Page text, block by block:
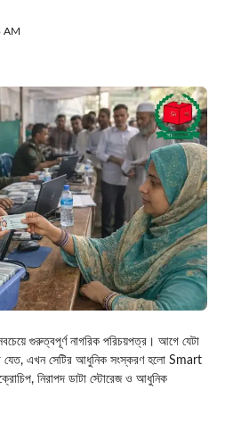
AM
গুরুত্বপূর্ণ নাগরিক পরিচয়পত্র। আগে যেটা
যেত, এখন সেটির আধুনিক সংস্করণ হলো Smart
নিরাপদ ডাটা স্টোরেজ ও আধুনিক